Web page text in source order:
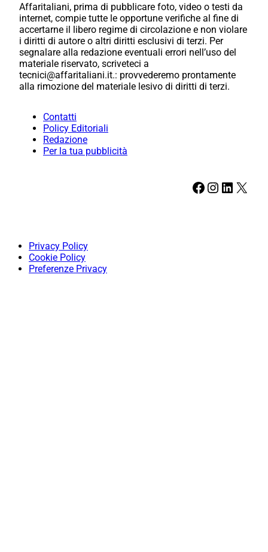
Affaritaliani, prima di pubblicare foto, video o testi da
internet, compie tutte le opportune verifiche al fine di
accertarne il libero regime di circolazione e non violare
i diritti di autore o altri diritti esclusivi di terzi. Per
segnalare alla redazione eventuali errori nell’uso del
materiale riservato, scriveteci a
tecnici@affaritaliani.it.: provvederemo prontamente
alla rimozione del materiale lesivo di diritti di terzi.
Contatti
Policy Editoriali
Redazione
Per la tua pubblicità
Facebook Instagram LinkedIn X
Privacy Policy
Cookie Policy
Preferenze Privacy